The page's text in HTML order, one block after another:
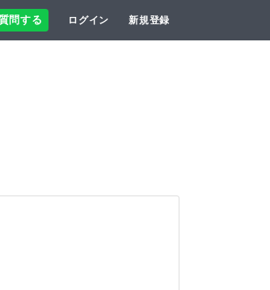
問する ログイン 新規登録